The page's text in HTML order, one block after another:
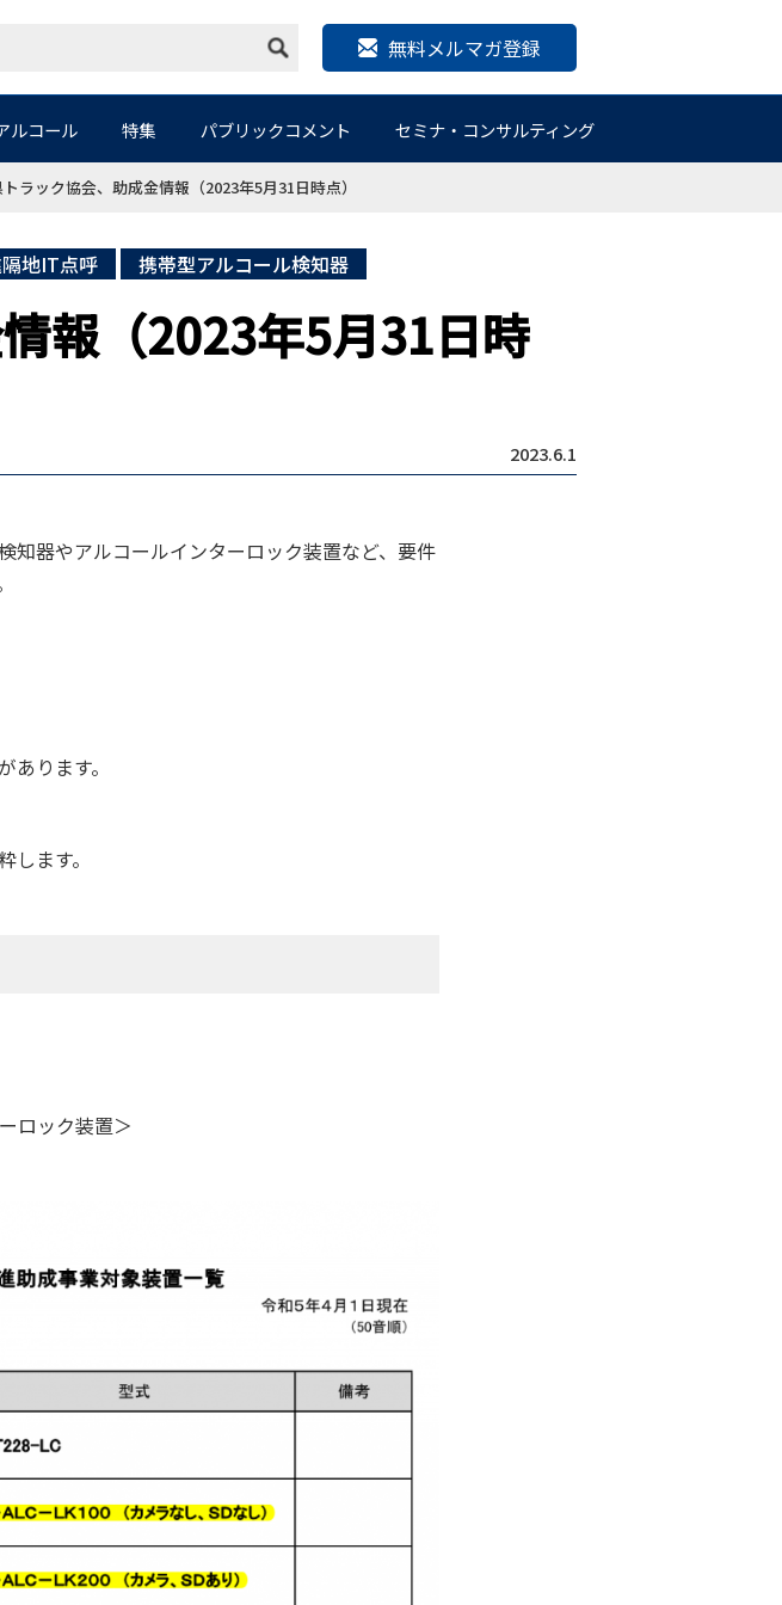
無料メルマガ登録
ルコール 特集 パブリックコメント セミナ・コンサルティング
ラック協会、助成金情報（2023年5月31日時点）
地IT点呼 携帯型アルコール検知器
報（2023年5月31日時
2023.6.1
知器やアルコールインターロック装置など、要件
ります。
ます。
ロック装置＞